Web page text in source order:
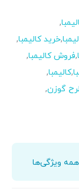
,
,خرید کالیمبا,
,فروش کالیمبا,
,کالیمبا,
گوزن,
ویژگی‌ها